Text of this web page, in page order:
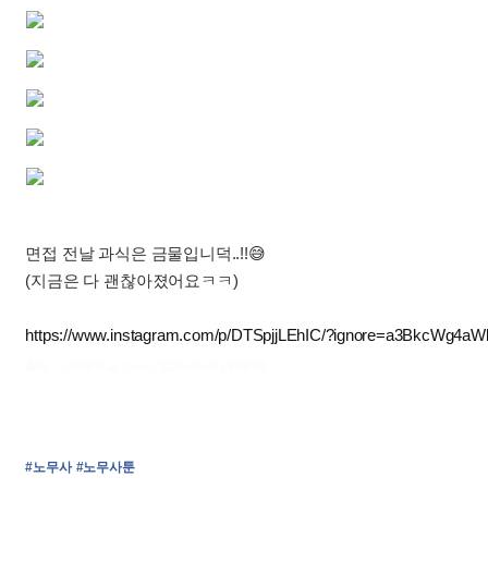
면접 전날 과식은 금물입니덕..!!😅
(지금은 다 괜찮아졌어요ㅋㅋ)
https://www.instagram.com/p/DTSpjjLEhIC/
#노무사 #노무사툰